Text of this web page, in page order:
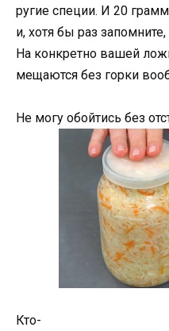
ругие специи. И 20
и, хотя бы раз
На конкретно вашей
мещаются без горки
Не могу обойтись без
Кто-